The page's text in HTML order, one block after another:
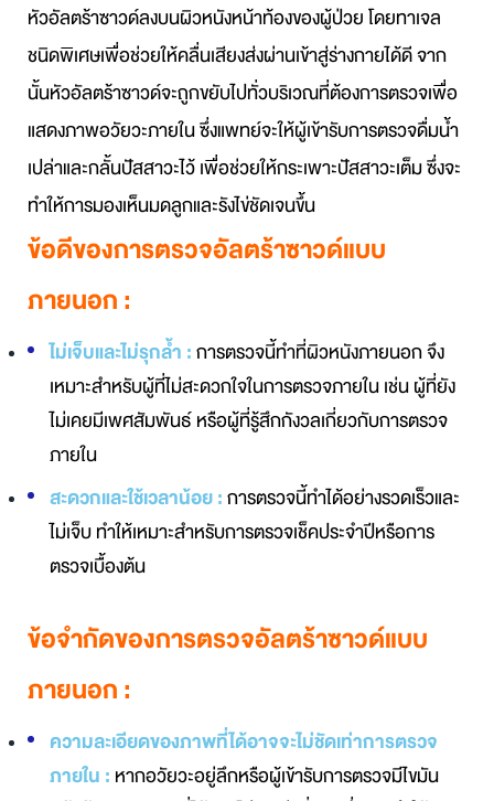
หัวอัลตร้าซาวด์ลงบนผิวหนังหน้าท้องของผู้ป่วย โดยทาเจล
ชนิดพิเศษเพื่อช่วยให้คลื่นเสียงส่งผ่านเข้าสู่ร่างกายได้ดี จาก
นั้นหัวอัลตร้าซาวด์จะถูกขยับไปทั่วบริเวณที่ต้องการตรวจเพื่อ
แสดงภาพอวัยวะภายใน ซึ่งแพทย์จะให้ผู้เข้ารับการตรวจดื่มน้ำ
เปล่าและกลั้นปัสสาวะไว้ เพื่อช่วยให้กระเพาะปัสสาวะเต็ม ซึ่งจะ
ทำให้การมองเห็นมดลูกและรังไข่ชัดเจนขึ้น
ข้อดีของการตรวจอัลตร้าซาวด์แบบ
ภายนอก :
ไม่เจ็บและไม่รุกล้ำ :การตรวจนี้ทำที่ผิวหนังภายนอก จึง
เหมาะสำหรับผู้ที่ไม่สะดวกใจในการตรวจภายใน เช่น ผู้ที่ยัง
ไม่เคยมีเพศสัมพันธ์ หรือผู้ที่รู้สึกกังวลเกี่ยวกับการตรวจ
ภายใน
สะดวกและใช้เวลาน้อย :การตรวจนี้ทำได้อย่างรวดเร็วและ
ไม่เจ็บ ทำให้เหมาะสำหรับการตรวจเช็คประจำปีหรือการ
ตรวจเบื้องต้น
ข้อจำกัดของการตรวจอัลตร้าซาวด์แบบ
ภายนอก :
ความละเอียดของภาพที่ได้อาจจะไม่ชัดเท่าการตรวจ
ภายใน : หากอวัยวะอยู่ลึกหรือผู้เข้ารับการตรวจมีไขมัน